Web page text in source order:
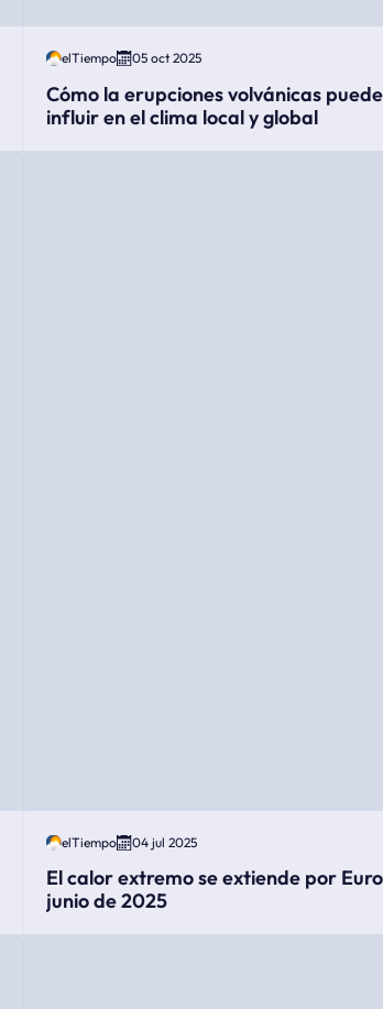
elTiempo 05 oct 2025
Cómo la erupciones volvánicas
influir en el clima local y global
elTiempo 04 jul 2025
El calor extremo se extiende por
junio de 2025